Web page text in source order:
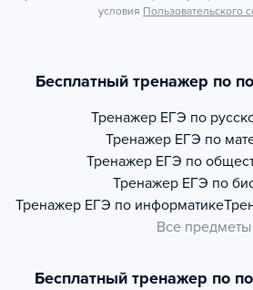
условия Пользовательского
Бесплатный тренажер по
Тренажер ЕГЭ по
Тренажер ЕГЭ по
Тренажер ЕГЭ по
Тренажер ЕГЭ по
Тренажер ЕГЭ по информатике
Все предметы
Бесплатный тренажер по